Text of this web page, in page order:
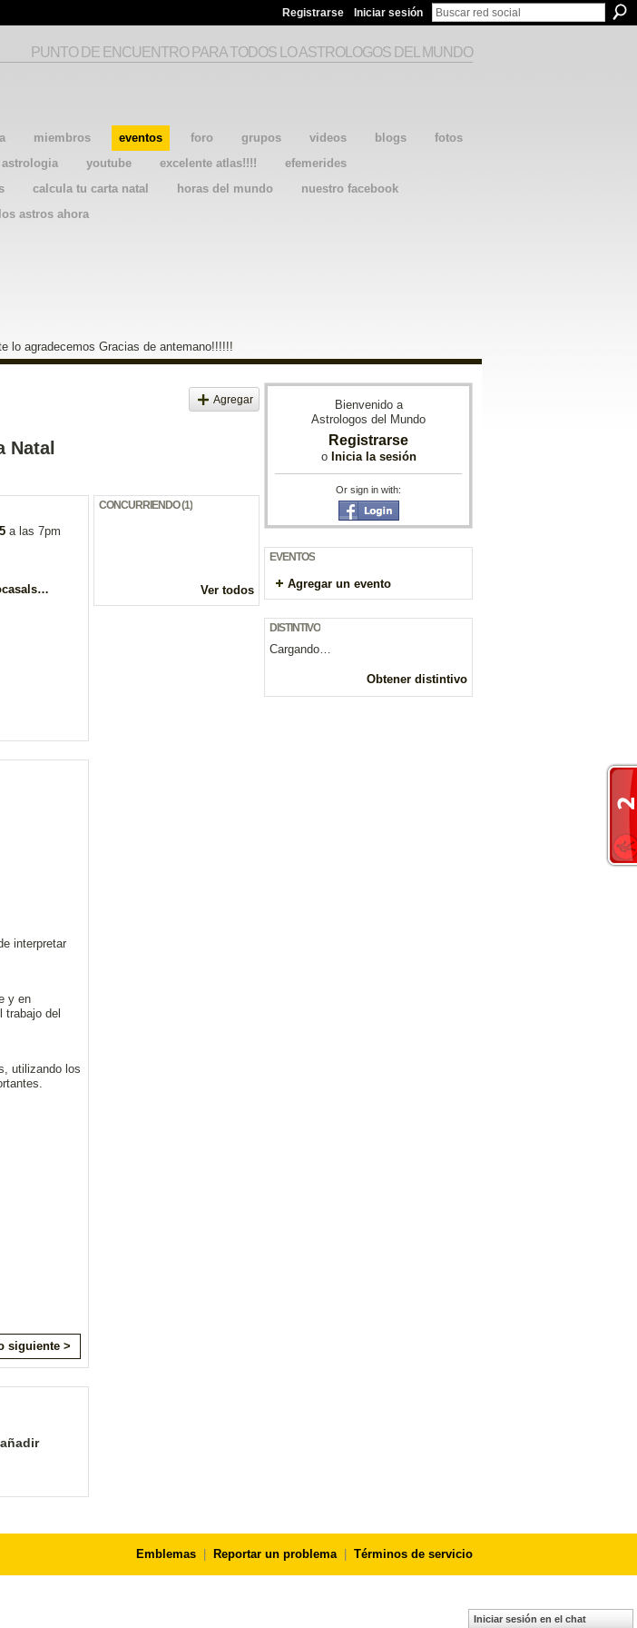
Registrarse Iniciar sesión
miembros eventos foro grupos videos blogs
fotos
astrologia youtube excelente atlas!!!!
efemerides
calcula tu carta natal horas del mundo
nuestro facebook
los astros ahora
PUNTO DE ENCUENTRO PARA TODOS LO ASTROLOGOS DEL MUNDO
lo agradecemos Gracias de antemano!!!!!!
Agregar
Natal
a las 7pm
interpretar
y en
del
utilizando los
siguiente >
CONCURRIENDO (1)
Ver todos
Bienvenido a
Astrologos del Mundo
Registrarse
o Inicia la sesión
Or sign in with:
EVENTOS
Agregar un evento
DISTINTIVO
Cargando…
Obtener distintivo
Emblemas Reportar un problema Términos de servicio
Iniciar sesión en el chat